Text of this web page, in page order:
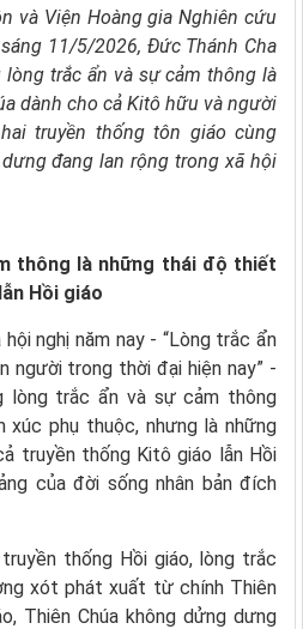
và Viện Hoàng gia Nghiên cứu
11/5/2026, Đức Thánh Cha
lòng trắc ẩn và sự cảm thông là
dành cho cả Kitô hữu và người
truyền thống tôn giáo cùng
đang lan rộng trong xã hội
thông là những thái độ thiết
Hồi giáo
nghị năm nay - “Lòng trắc ẩn
người trong thời đại hiện nay” -
lòng trắc ẩn và sự cảm thông
xúc phụ thuộc, nhưng là những
truyền thống Kitô giáo lẫn Hồi
của đời sống nhân bản đích
thống Hồi giáo, lòng trắc
xót phát xuất từ chính Thiên
Thiên Chúa không dửng dưng